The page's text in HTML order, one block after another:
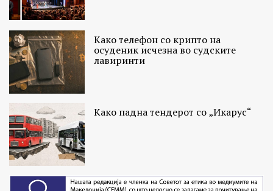
Како телефон со крипто на
осуденик исчезна во судските
лавиринти
Како падна тендерот со „Икарус“